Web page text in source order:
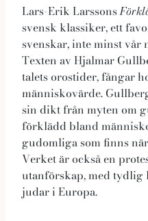
Lars-Erik Larssons
svensk klassiker, ett
svenskar, inte minst vår
Texten av Hjalmar
talets orostider, fångar
människovärde.
sin dikt från myten om
förklädd bland
gudomliga som finns
Verket är också en
utanförskap, med
judar i Europa.